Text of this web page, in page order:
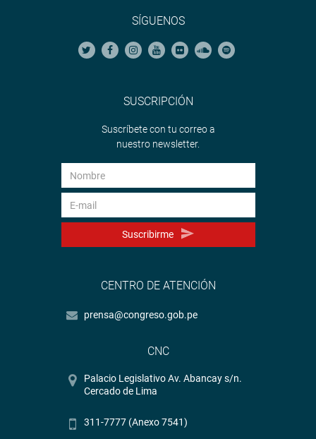
SÍGUENOS
SUSCRIPCIÓN
Suscríbete con tu correo a
nuestro newsletter.
Suscribirme
CENTRO DE ATENCIÓN
prensa@congreso.gob.pe
CNC
Palacio Legislativo Av. Abancay s/n.
Cercado de Lima
311-7777 (Anexo 7541)